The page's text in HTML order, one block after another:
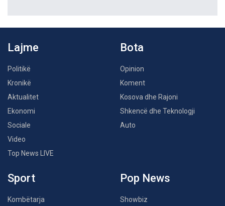
Lajme
Politikë
Kronikë
Aktualitet
Ekonomi
Sociale
Video
Top News LIVE
Bota
Opinion
Koment
Kosova dhe Rajoni
Shkencë dhe Teknologji
Auto
Sport
Kombëtarja
Pop News
Showbiz